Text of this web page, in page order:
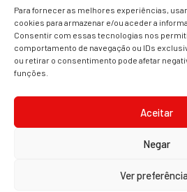
Para fornecer as melhores experiências,
cookies para armazenar e/ou aceder a
Consentir com essas tecnologias nos
comportamento de navegação ou IDs
ou retirar o consentimento pode afetar
funções.
Aceitar
Negar
Ver
seus respetivos